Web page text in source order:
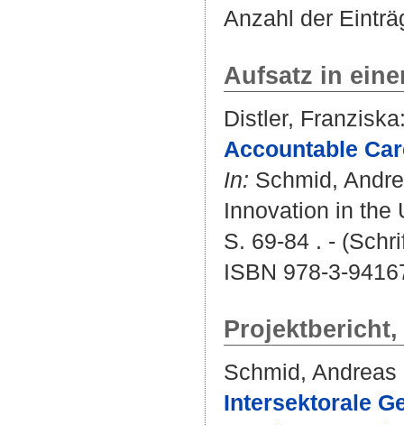
Anzahl der
Aufsatz in
Distler, Franziska
Accountable
In: Schmid,
Innovation in the
S. 69-84 . -
ISBN 978-3-
Schmid, Andreas
Intersektorale